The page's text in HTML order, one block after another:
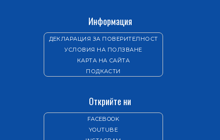
Информация
ДЕКЛАРАЦИЯ ЗА ПОВЕРИТЕЛНОСТ
УСЛОВИЯ НА ПОЛЗВАНЕ
КАРТА НА САЙТА
ПОДКАСТИ
Открийте ни
FACEBOOK
YOUTUBE